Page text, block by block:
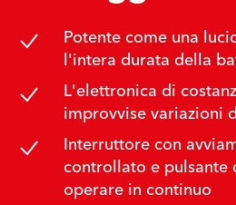
Potente come una
l'intera durata della
L'elettronica di
improvvise variazioni
Interruttore con
controllato e
operare in continuo